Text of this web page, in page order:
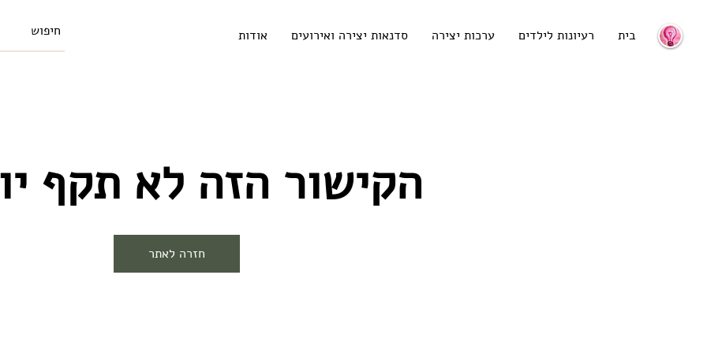
בית רעיונות לילדים ערכות יצירה סדנאות יצירה ואירועים אודות
הקישור הזה לא תקף
חזרה לאתר